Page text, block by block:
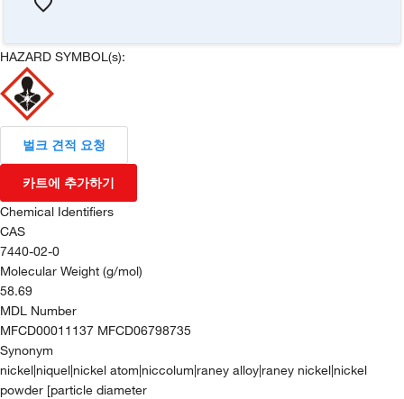
HAZARD SYMBOL(s):
벌크 견적 요청
카트에 추가하기
Chemical Identifiers
CAS
7440-02-0
Molecular Weight (g/mol)
58.69
MDL Number
MFCD00011137 MFCD06798735
Synonym
nickel|niquel|nickel atom|niccolum|raney alloy|raney nickel|nickel
powder [particle diameter